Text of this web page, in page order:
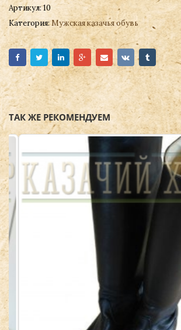
Артикул:10
Категория:Мужская казачья обувь
ТАК ЖЕ РЕКОМЕНДУЕМ